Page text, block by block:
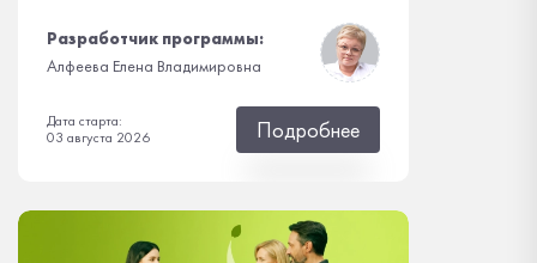
Разработчик программы:
Алфеева Елена Владимировна
Дата старта:
03 августа 2026
Подробнее